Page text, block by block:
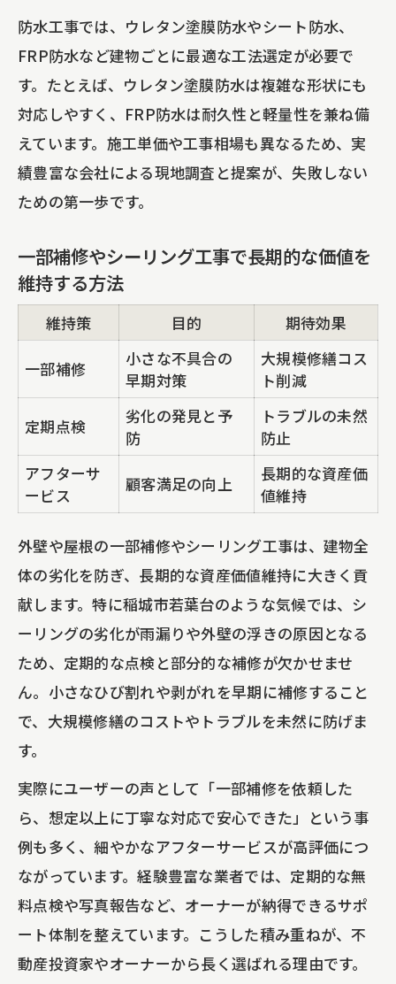
防水工事では、ウレタン塗膜防水やシート防水、
FRP防水など建物ごとに最適な工法選定が必要で
す。たとえば、ウレタン塗膜防水は複雑な形状にも
対応しやすく、FRP防水は耐久性と軽量性を兼ね備
えています。施工単価や工事相場も異なるため、実
績豊富な会社による現地調査と提案が、失敗しない
ための第一歩です。
一部補修やシーリング工事で長期的な価値を
維持する方法
維持策 目的 期待効果
一部補修
小さな不具合の
早期対策
大規模修繕コス
ト削減
定期点検
劣化の発見と予
防
トラブルの未然
防止
アフターサ
ービス
顧客満足の向上
長期的な資産価
値維持
外壁や屋根の一部補修やシーリング工事は、建物全
体の劣化を防ぎ、長期的な資産価値維持に大きく貢
献します。特に稲城市若葉台のような気候では、シ
ーリングの劣化が雨漏りや外壁の浮きの原因となる
ため、定期的な点検と部分的な補修が欠かせませ
ん。小さなひび割れや剥がれを早期に補修すること
で、大規模修繕のコストやトラブルを未然に防げま
す。
実際にユーザーの声として「一部補修を依頼した
ら、想定以上に丁寧な対応で安心できた」という事
例も多く、細やかなアフターサービスが高評価につ
ながっています。経験豊富な業者では、定期的な無
料点検や写真報告など、オーナーが納得できるサポ
ート体制を整えています。こうした積み重ねが、不
動産投資家やオーナーから長く選ばれる理由です。